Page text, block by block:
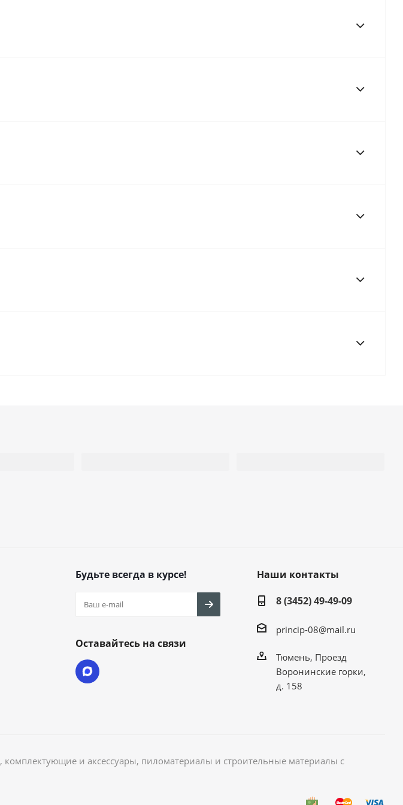
Будьте всегда в курсе!
Оставайтесь на связи
Наши контакты
8 (3452) 49-49-09
princip-08@mail.ru
Тюмень, Проезд
Воронинские горки,
д. 158
и аксессуары, пиломатериалы и строительные материалы с